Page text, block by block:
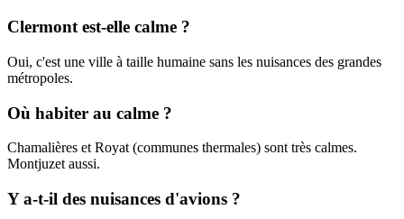
Clermont est-elle calme ?
Oui, c'est une ville à taille humaine sans les nuisances des grandes
métropoles.
Où habiter au calme ?
Chamalières et Royat (communes thermales) sont très calmes.
Montjuzet aussi.
Y a-t-il des nuisances d'avions ?